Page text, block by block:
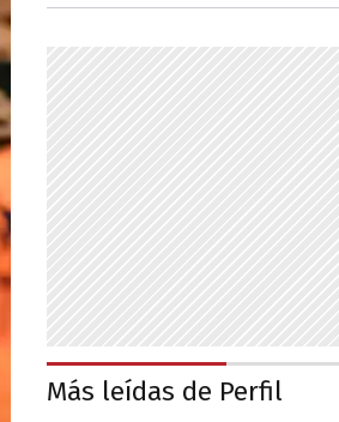
Más leídas de Perfil